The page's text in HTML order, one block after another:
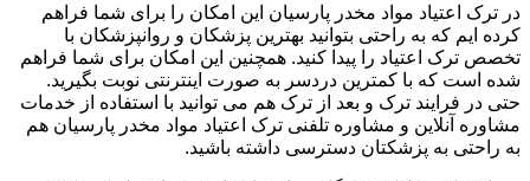
در ترک اعتیاد مواد مخدر پارسیان این امکان را برای شما فراهم
کرده ایم که به راحتی بتوانید بهترین پزشکان و روانپزشکان با
تخصص ترک اعتیاد را پیدا کنید. همچنین این امکان برای شما فراهم
شده است که با کمترین دردسر به صورت اینترنتی نوبت بگیرید.
حتی در فرایند ترک و بعد از ترک هم می توانید با استفاده از خدمات
مشاوره آنلاین و مشاوره تلفنی ترک اعتیاد مواد مخدر پارسیان هم
به راحتی به پزشکتان دسترسی داشته باشید.